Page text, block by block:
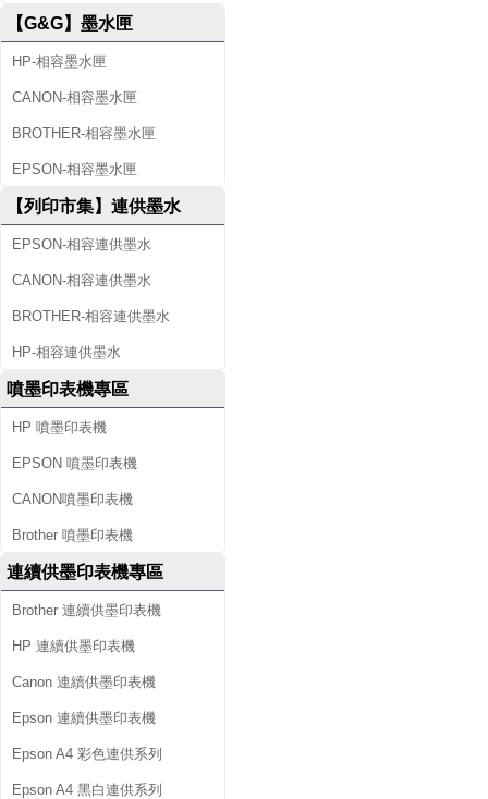
【G&G】墨水匣
HP-相容墨水匣
CANON-相容墨水匣
BROTHER-相容墨水匣
EPSON-相容墨水匣
【列印市集】連供墨水
EPSON-相容連供墨水
CANON-相容連供墨水
BROTHER-相容連供墨水
HP-相容連供墨水
噴墨印表機專區
HP 噴墨印表機
EPSON 噴墨印表機
CANON噴墨印表機
Brother 噴墨印表機
連續供墨印表機專區
Brother 連續供墨印表機
HP 連續供墨印表機
Canon 連續供墨印表機
Epson 連續供墨印表機
Epson A4 彩色連供系列
Epson A4 黑白連供系列